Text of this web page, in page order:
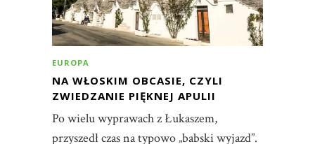
EUROPA
NA WŁOSKIM OBCASIE, CZYLI
ZWIEDZANIE PIĘKNEJ APULII
Po wielu wyprawach z Łukaszem,
przyszedł czas na typowo „babski wyjazd”.